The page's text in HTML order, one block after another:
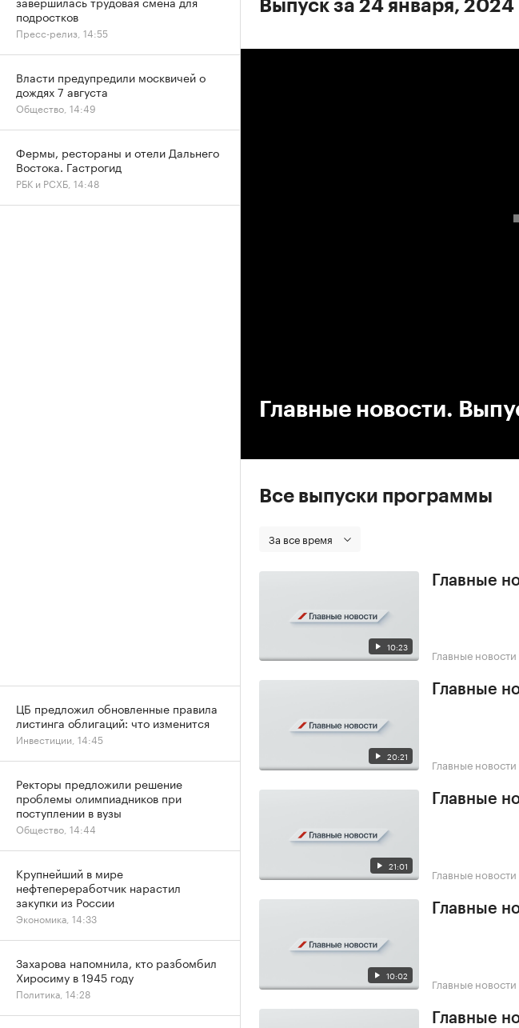
Выпуск за 24 января, 2024
Главные новости.
Все выпуски программы
За все время
10:23
Главные
Главные новости
20:21
Главные
Главные новости
21:01
Главные
Главные новости
10:02
Главные
Главные новости
Главные
подростков
Пресс-релиз, 14:55
Власти предупредили москвичей о
дождях 7 августа
Общество, 14:49
Фермы, рестораны и отели Дальнего
Востока. Гастрогид
РБК и РСХБ, 14:48
ЦБ предложил обновленные правила
листинга облигаций: что изменится
Инвестиции, 14:45
Ректоры предложили решение
проблемы олимпиадников при
поступлении в вузы
Общество, 14:44
Крупнейший в мире
нефтепереработчик нарастил
закупки из России
Экономика, 14:33
Захарова напомнила, кто разбомбил
Хиросиму в 1945 году
Политика, 14:28